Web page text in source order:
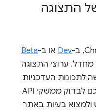
התצוגה
, ב-Dev או ב-Beta
ערוצי התצוגה
לתכונות העדכניות
ביותר של DevTools, מאפשרים לכם לבדוק ממשקי API
בעיות באתר